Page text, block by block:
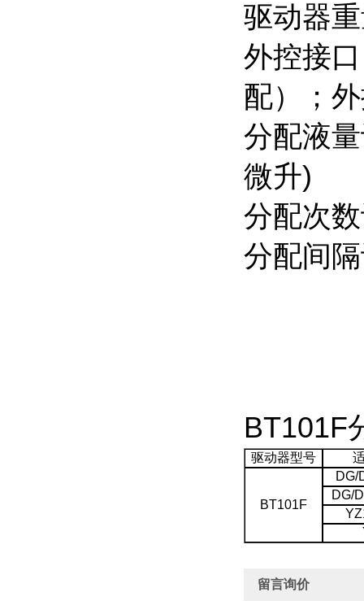
驱动器
外控接
配）；
分配液
微升)
分配次
分配间
BT101F
驱动器型号
BT101F
DG/
DG/
留言询价